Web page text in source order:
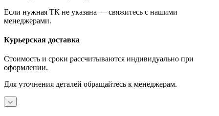
Если нужная ТК не указана — свяжитесь с нашими
менеджерами.
Курьерская доставка
Стоимость и сроки рассчитываются индивидуально при
оформлении.
Для уточнения деталей обращайтесь к менеджерам.